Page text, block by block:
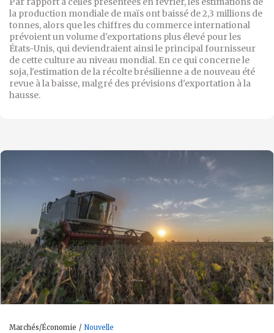
la production mondiale de maïs ont baissé de 2,3 millions de
tonnes, alors que les chiffres du commerce international
prévoient un volume d'exportations plus élevé pour les
États-Unis, qui deviendraient ainsi le principal fournisseur
de cette culture au niveau mondial. En ce qui concerne le
soja, l'estimation de la récolte brésilienne a de nouveau été
revue à la baisse, malgré des prévisions d'exportation à la
hausse.
Marchés/Économie Nouvelle